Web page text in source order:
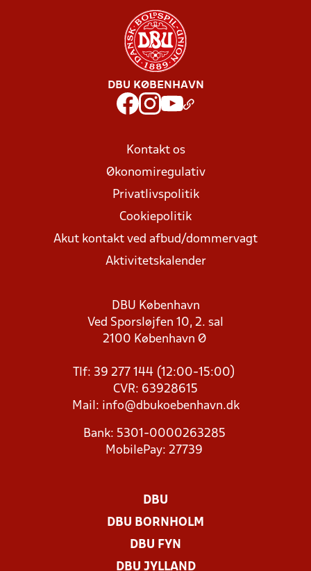
DBU KØBENHAVN
Kontakt os
Økonomiregulativ
Privatlivspolitik
Cookiepolitik
Akut kontakt ved afbud/dommervagt
Aktivitetskalender
DBU København
Ved Sporsløjfen 10, 2. sal
2100 København Ø
Tlf: 39 277 144 (12:00-15:00)
CVR: 63928615
Mail: info@dbukoebenhavn.dk
Bank: 5301-0000263285
MobilePay: 27739
DBU
DBU BORNHOLM
DBU FYN
DBU JYLLAND